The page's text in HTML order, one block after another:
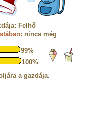
Felhő
: nincs még
99%
100%
a gazdája.